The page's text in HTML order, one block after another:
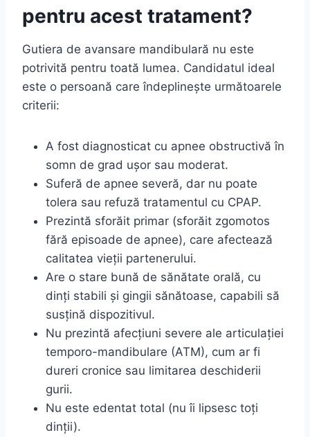
pentru acest tratament?
Gutiera de avansare mandibulară nu este
potrivită pentru toată lumea. Candidatul ideal
este o persoană care îndeplinește următoarele
criterii:
A fost diagnosticat cu apnee obstructivă în
somn de grad ușor sau moderat.
Suferă de apnee severă, dar nu poate
tolera sau refuză tratamentul cu CPAP.
Prezintă sforăit primar (sforăit zgomotos
fără episoade de apnee), care afectează
calitatea vieții partenerului.
Are o stare bună de sănătate orală, cu
dinți stabili și gingii sănătoase, capabili să
susțină dispozitivul.
Nu prezintă afecțiuni severe ale articulației
temporo-mandibulare (ATM), cum ar fi
dureri cronice sau limitarea deschiderii
gurii.
Nu este edentat total (nu îi lipsesc toți
dinții).